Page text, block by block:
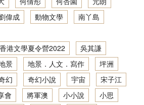
偉成 動物文學
南丫島
港文學夏令營2022
吳其謙
景 地景．人文．寫作
坪洲
幻 奇幻小說 宇宙
宋子江
會 將軍澳 小小說
小思